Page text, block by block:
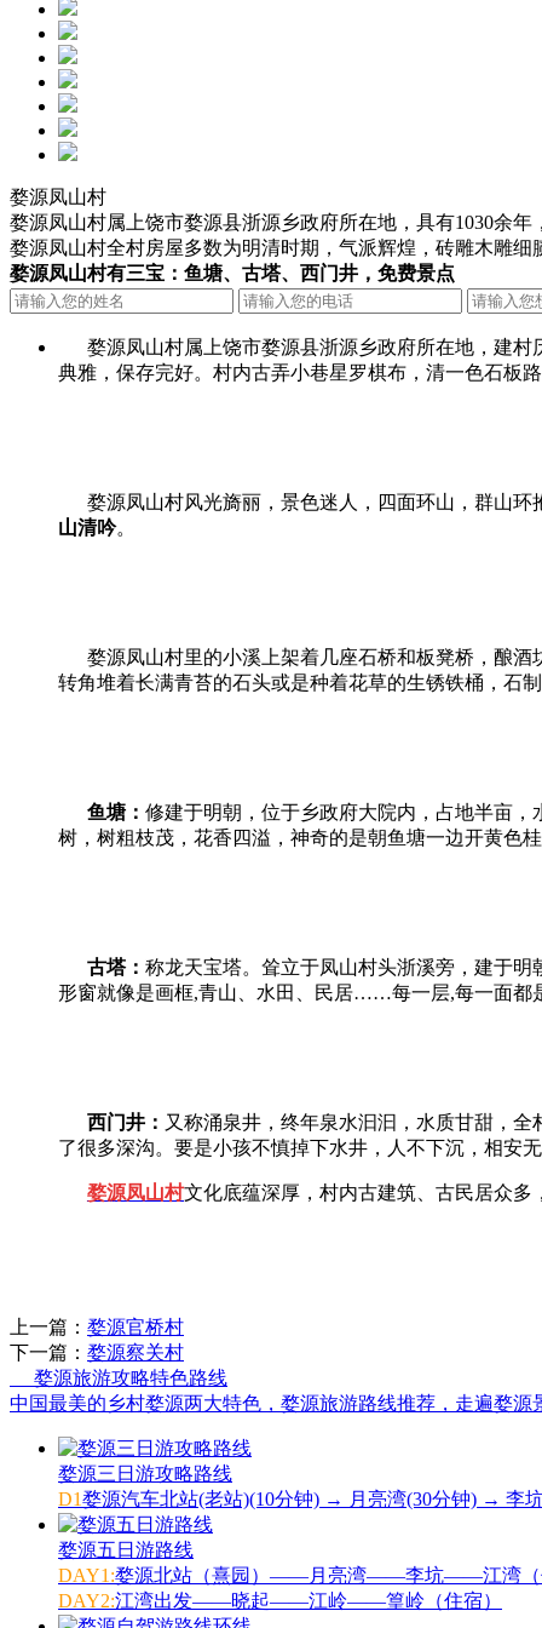
婺源凤山村
婺源凤山村属上饶市婺源县浙源乡政府所在地，具有1030余
婺源凤山村全村房屋多数为明清时期，气派辉煌，砖雕木雕
婺源凤山村有三宝：鱼塘、古塔、西门井，免费景点
婺源凤山村属上饶市婺源县浙源乡政府所在地，建村
典雅，保存完好。村内古弄小巷星罗棋布，清一色石板
婺源凤山村风光旖丽，景色迷人，四面环山，群山
山清吟。
婺源凤山村里的小溪上架着几座石桥和板凳桥，酿
转角堆着长满青苔的石头或是种着花草的生锈铁桶，石
鱼塘： 修建于明朝，位于乡政府大院内，占地半亩
树，树粗枝茂，花香四溢，神奇的是朝鱼塘一边开黄色
古塔： 称龙天宝塔。耸立于凤山村头浙溪旁，建于
形窗就像是画框,青山、水田、民居……每一层,每一面都
西门井： 又称涌泉井，终年泉水汩汩，水质甘甜，
了很多深沟。要是小孩不慎掉下水井，人不下沉，相安
婺源凤山村文化底蕴深厚，村内古建筑、古民居众多
上一篇： 婺源官桥村
下一篇： 婺源察关村
婺源旅游攻略特色路线
中国最美的乡村婺源两大特色，婺源旅游路线推荐，走遍婺源
婺源三日游攻略路线
D1婺源汽车北站(老站)(10分钟) → 月亮湾(30分钟) →
婺源五日游路线
DAY1:婺源北站（熹园）——月亮湾——李坑——江湾（
DAY2:江湾出发——晓起——江岭——篁岭（住宿）